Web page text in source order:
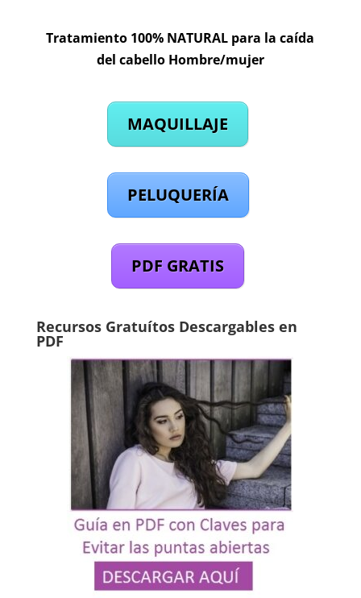
Tratamiento 100% NATURAL para la caída
del cabello Hombre/mujer
MAQUILLAJE
PELUQUERÍA
PDF GRATIS
Recursos Gratuítos Descargables en
PDF